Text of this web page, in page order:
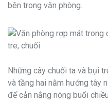
bên trong văn phòng.
Những cây chuối ta và bụi
và tầng hai nằm hướng tây
để cản nắng nóng buổi